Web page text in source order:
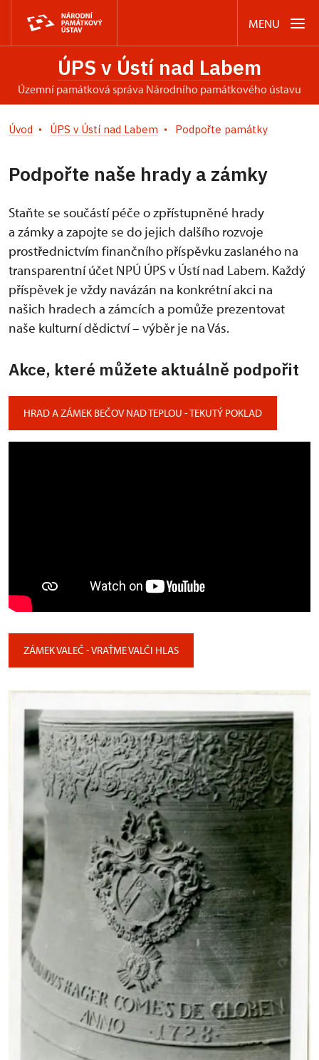
MENU
ÚPS v Ústí nad Labem
územní památková správa Národního památkového ústavu
Úvod ÚPS v Ústí nad Labem Podpořte památky
Podpořte naše hrady a zámky
Staňte se součástí péče o zpřístupněné hrady
a zámky a zapojte se do jejich dalšího rozvoje
prostřednictvím finančního příspěvku zaslaného na
transparentní účet NPÚ ÚPS v Ústí nad Labem. Každý
příspěvek je vždy navázán na konkrétní akci na
našich hradech a zámcích a pomůže prezentovat
naše kulturní dědictví – výběr je na Vás.
Akce, které můžete aktuálně podpořit
HRAD A ZÁMEK BEČOV NAD TEPLOU - TEKUTÝ POKLAD
ZÁMEK VALEČ - VRAŤME VALČI HLAS